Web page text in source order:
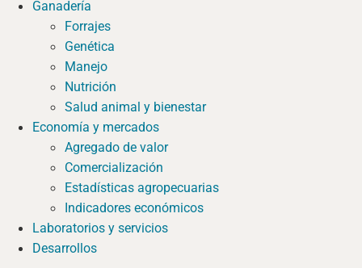
Ganadería
Forrajes
Genética
Manejo
Nutrición
Salud animal y bienestar
Economía y mercados
Agregado de valor
Comercialización
Estadísticas agropecuarias
Indicadores económicos
Laboratorios y servicios
Desarrollos